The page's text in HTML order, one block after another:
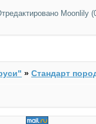
Moonlily
»Стандарт